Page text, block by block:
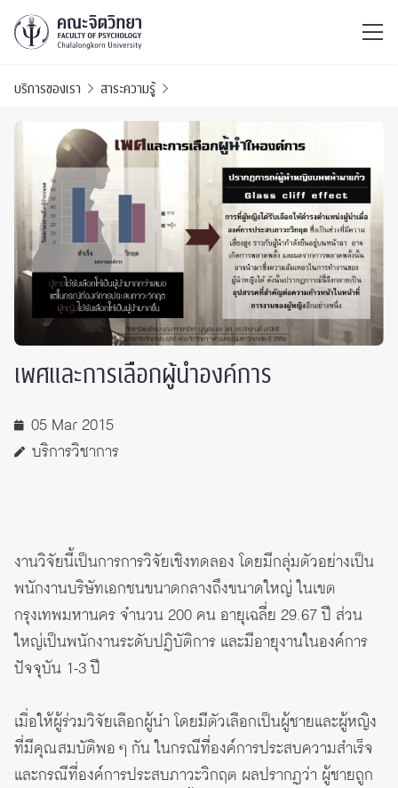
บริการของเรา สาระความรู้
เพศและการเลือกผู้นำองค์การ
05 Mar 2015
บริการวิชาการ
งานวิจัยนี้เป็นการการวิจัยเชิงทดลอง โดยมีกลุ่มตัวอย่างเป็น
พนักงานบริษัทเอกชนขนาดกลางถึงขนาดใหญ่ ในเขต
กรุงเทพมหานคร จำนวน 200 คน อายุเฉลี่ย 29.67 ปี ส่วน
ใหญ่เป็นพนักงานระดับปฏิบัติการ และมีอายุงานในองค์การ
ปัจจุบัน 1-3 ปี
เมื่อให้ผู้ร่วมวิจัยเลือกผู้นำ โดยมีตัวเลือกเป็นผู้ชายและผู้หญิง
ที่มีคุณสมบัติพอ ๆ กัน ในกรณีที่องค์การประสบความสำเร็จ
และกรณีที่องค์การประสบภาวะวิกฤต ผลปรากฏว่า ผู้ชายถูก